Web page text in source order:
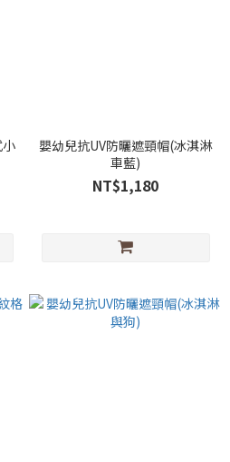
嬰幼兒抗UV防曬遮頸帽(冰淇淋
車藍)
NT$1,180